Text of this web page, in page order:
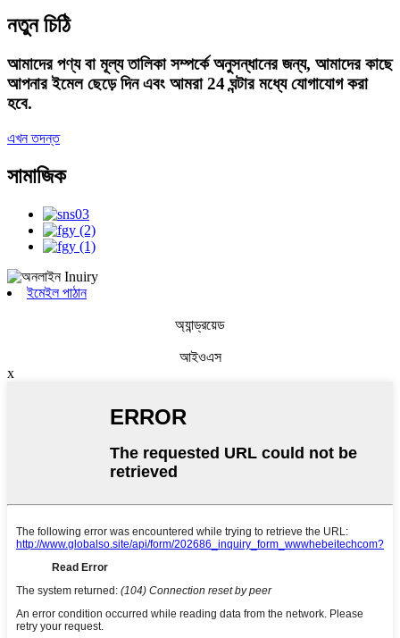
নতুন চিঠি
আমাদের পণ্য বা মূল্য তালিকা সম্পর্কে অনুসন্ধানের জন্য, আমাদের কাছে
আপনার ইমেল ছেড়ে দিন এবং আমরা 24 ঘন্টার মধ্যে যোগাযোগ করা
হবে.
এখন তদন্ত
সামাজিক
ইমেইল পাঠান
অ্যান্ড্রয়েড
আইওএস
x